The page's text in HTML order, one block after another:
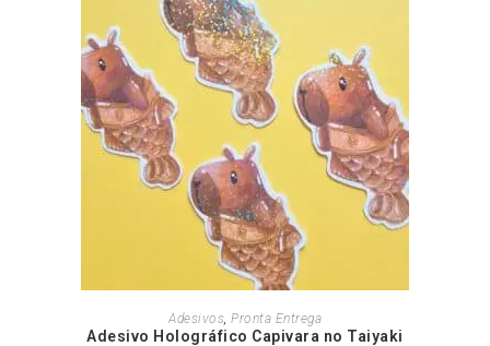
ADICIONAR AO CARRINHO
Adesivos, Pronta Entrega
Adesivo Holográfico Capivara no Taiyaki